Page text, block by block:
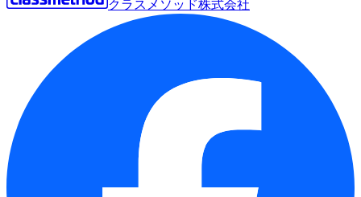
クラスメソッド株式会社